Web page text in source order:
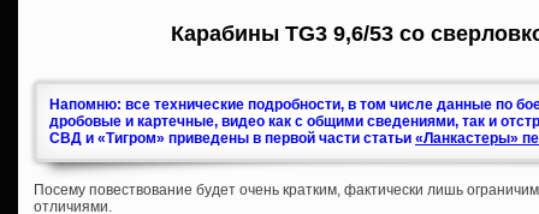
Карабины TG3 9,6/53 со
Напомню: все технические подробности, в том числе данные по
дробовые и картечные, видео как с общими сведениями, так и
СВД и «Тигром» приведены в первой части статьи «Ланкастеры»
Посему повествование будет очень кратким, фактически лишь
отличиями.